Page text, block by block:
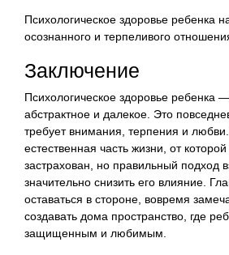
Психологическое здоровье ребенка
осознанного и терпеливого
Заключение
Психологическое здоровье ребенка
абстрактное и далекое. Это
требует внимания, терпения и
естественная часть жизни, от
застрахован, но правильный подход
значительно снизить его влияние.
оставаться в стороне, вовремя
создавать дома пространство, где
защищенным и любимым.